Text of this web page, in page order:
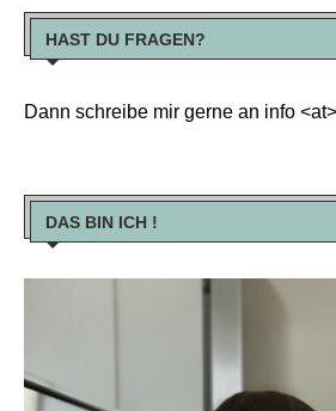
HAST DU FRAGEN?
Dann schreibe mir gerne an info
DAS BIN ICH !